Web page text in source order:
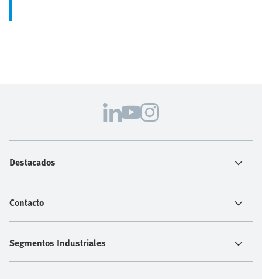
Destacados
Contacto
Segmentos Industriales